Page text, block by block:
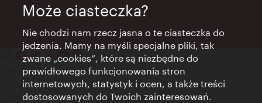
Kontakt
Credits
Zgoda na przetwarzanie danych osobowych
Może ciasteczka?
Nie chodzi nam rzecz jasna o te ciasteczka do
jedzenia. Mamy na myśli specjalne pliki, tak
zwane „cookies”, które są niezbędne do
prawidłowego funkcjonowania stron
internetowych, statystyk i ocen, a także treści
dostosowanych do Twoich zainteresowań.